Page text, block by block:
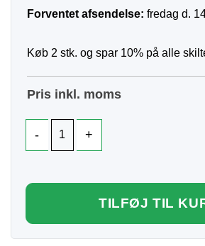
Forventet afsendelse: fredag d.
Køb 2 stk. og spar 10% på alle
Pris inkl. moms
TILFØJ TIL